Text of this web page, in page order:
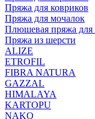
Пряжа для ковриков
Пряжа для мочалок
Плюшевая пряжа для
Пряжа из шерсти
ALIZE
ETROFIL
FIBRA NATURA
GAZZAL
HIMALAYA
KARTOPU
NAKO